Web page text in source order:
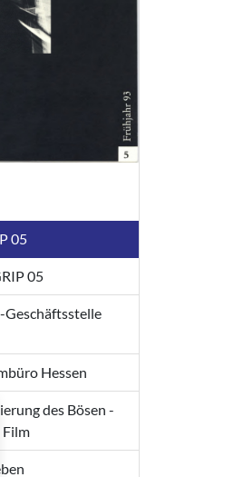
05
05
Geschäftsstelle
Hessen
des Bösen -
Film